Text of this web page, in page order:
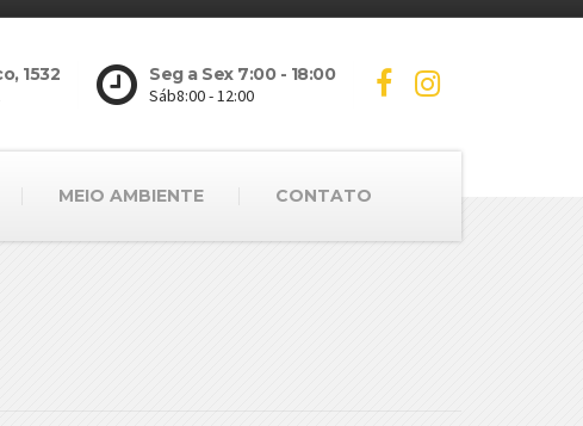
1532
Seg a Sex 7:00 - 18:00
Sáb8:00 - 12:00
MEIO AMBIENTE CONTATO